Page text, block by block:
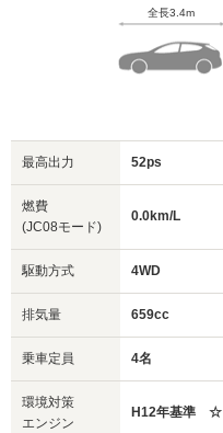
全長3.4m
最高出力 52ps
燃費
(JC08モード)
0.0km/L
駆動方式 4WD
排気量 659cc
乗車定員 4名
環境対策
エンジン
H12年基準 ☆